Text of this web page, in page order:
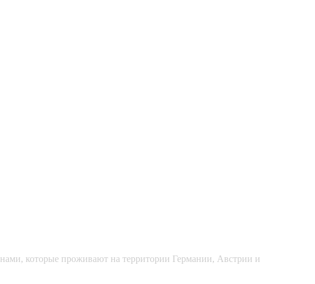
которые проживают на территории Германии, Австрии и